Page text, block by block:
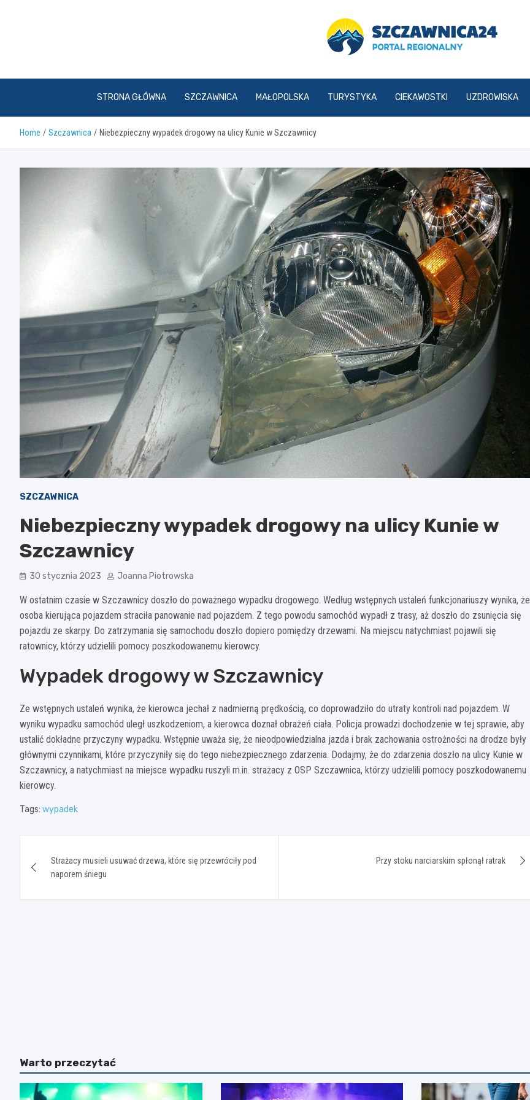
szczawnica24.pl
STRONA GŁÓWNA SZCZAWNICA MAŁOPOLSKA TURYSTYKA CIEKAWOSTKI UZDROWISKA
Home Szczawnica Niebezpieczny wypadek drogowy na ulicy Kunie w Szczawnicy
SZCZAWNICA
Niebezpieczny wypadek drogowy na ulicy Kunie w
Szczawnicy
30 stycznia 2023 Joanna Piotrowska
W ostatnim czasie w Szczawnicy doszło do poważnego wypadku drogowego. Według wstępnych ustaleń funkcjonariuszy wynika, że
osoba kierująca pojazdem straciła panowanie nad pojazdem. Z tego powodu samochód wypadł z trasy, aż doszło do zsunięcia się
pojazdu ze skarpy. Do zatrzymania się samochodu doszło dopiero pomiędzy drzewami. Na miejscu natychmiast pojawili się
ratownicy, którzy udzielili pomocy poszkodowanemu kierowcy.
Wypadek drogowy w Szczawnicy
Ze wstępnych ustaleń wynika, że kierowca jechał z nadmierną prędkością, co doprowadziło do utraty kontroli nad pojazdem. W
wyniku wypadku samochód uległ uszkodzeniom, a kierowca doznał obrażeń ciała. Policja prowadzi dochodzenie w tej sprawie, aby
ustalić dokładne przyczyny wypadku. Wstępnie uważa się, że nieodpowiedzialna jazda i brak zachowania ostrożności na drodze były
głównymi czynnikami, które przyczyniły się do tego niebezpiecznego zdarzenia. Dodajmy, że do zdarzenia doszło na ulicy Kunie w
Szczawnicy, a natychmiast na miejsce wypadku ruszyli m.in. strażacy z OSP Szczawnica, którzy udzielili pomocy poszkodowanemu
kierowcy.
Tags: wypadek
wpisu
Strażacy musieli usuwać drzewa, które się przewróciły pod
naporem śniegu
Przy stoku narciarskim spłonął ratrak
Warto przeczytać